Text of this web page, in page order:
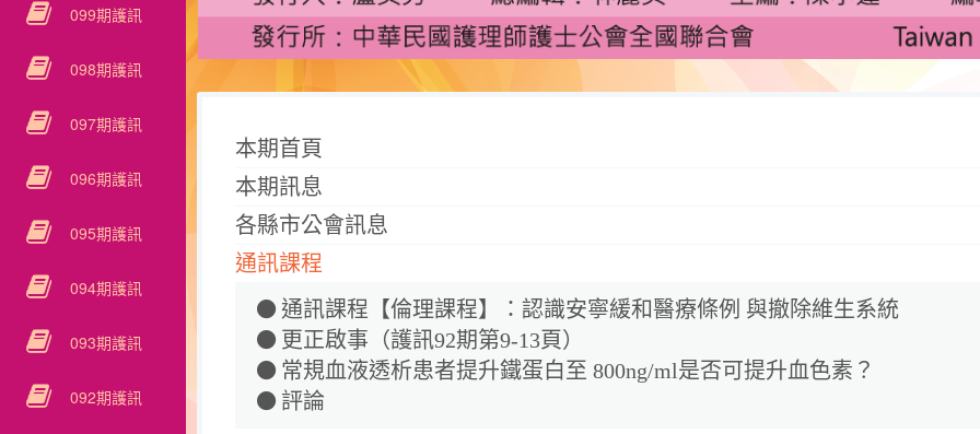
099期護訊
098期護訊
097期護訊
096期護訊
095期護訊
094期護訊
093期護訊
092期護訊
本期首頁
本期訊息
各縣市公會訊息
通訊課程
通訊課程【倫理課程】：認識安寧緩和醫療條例 與撤除維生系統
更正啟事（護訊92期第9-13頁）
常規血液透析患者提升鐵蛋白至 800ng/ml是否可提升血色素？
評論